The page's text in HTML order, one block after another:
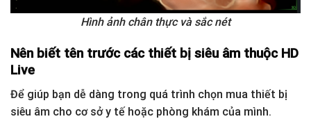
Hình ảnh chân thực và sắc nét
Nên biết tên trước các thiết bị siêu âm thuộc HD
Live
Để giúp bạn dễ dàng trong quá trình chọn mua thiết bị
siêu âm cho cơ sở y tế hoặc phòng khám của mình.